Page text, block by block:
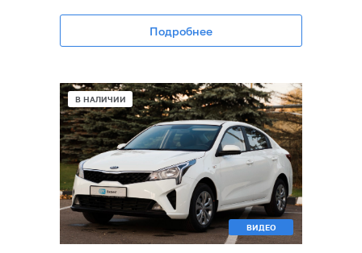
Подробнее
В НАЛИЧИИ
ВИДЕО